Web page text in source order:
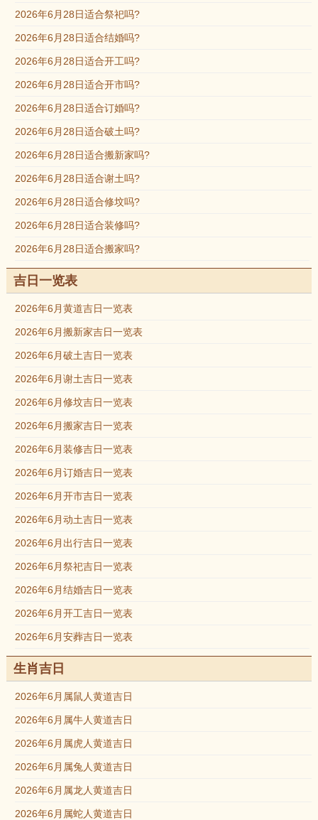
2026年6月28日适合祭祀吗?
2026年6月28日适合结婚吗?
2026年6月28日适合开工吗?
2026年6月28日适合开市吗?
2026年6月28日适合订婚吗?
2026年6月28日适合破土吗?
2026年6月28日适合搬新家吗?
2026年6月28日适合谢土吗?
2026年6月28日适合修坟吗?
2026年6月28日适合装修吗?
2026年6月28日适合搬家吗?
吉日一览表
2026年6月黄道吉日一览表
2026年6月搬新家吉日一览表
2026年6月破土吉日一览表
2026年6月谢土吉日一览表
2026年6月修坟吉日一览表
2026年6月搬家吉日一览表
2026年6月装修吉日一览表
2026年6月订婚吉日一览表
2026年6月开市吉日一览表
2026年6月动土吉日一览表
2026年6月出行吉日一览表
2026年6月祭祀吉日一览表
2026年6月结婚吉日一览表
2026年6月开工吉日一览表
2026年6月安葬吉日一览表
生肖吉日
2026年6月属鼠人黄道吉日
2026年6月属牛人黄道吉日
2026年6月属虎人黄道吉日
2026年6月属兔人黄道吉日
2026年6月属龙人黄道吉日
2026年6月属蛇人黄道吉日